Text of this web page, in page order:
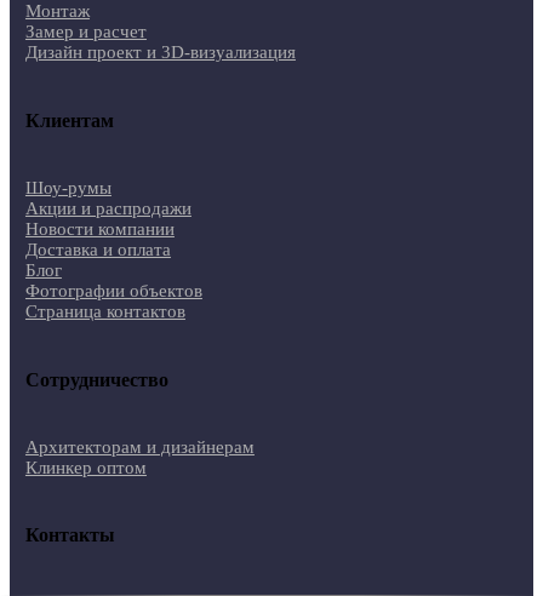
Монтаж
Замер и расчет
Дизайн проект и 3D-визуализация
Клиентам
Шоу-румы
Акции и распродажи
Новости компании
Доставка и оплата
Блог
Фотографии объектов
Страница контактов
Сотрудничество
Архитекторам и дизайнерам
Клинкер оптом
Контакты